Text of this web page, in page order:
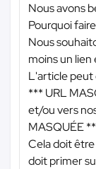
Nous avons
Pourquoi
Nous
moins un
L'article peut
*** URL
et/ou vers
MASQUÉE
Cela doit
doit primer